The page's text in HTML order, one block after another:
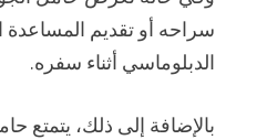
سراحه أو تقديم المساعدة
الدبلوماسي أثناء سفره.
بالإضافة إلى ذلك، يتمتع